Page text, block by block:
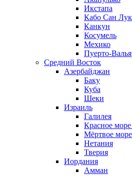
Икстапа
Кабо Сан
Канкун
Косумель
Мехико
Пуерто-
Средний Восток
Азербайджан
Баку
Куба
Шеки
Израиль
Галилея
Красное
Мёртвое море
Нетания
Тверия
Иордания
Амман